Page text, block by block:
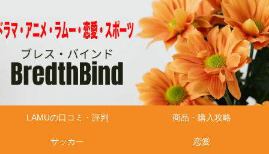
LAMUの口コミ・評判 商品・購入攻略
サッカー 恋愛